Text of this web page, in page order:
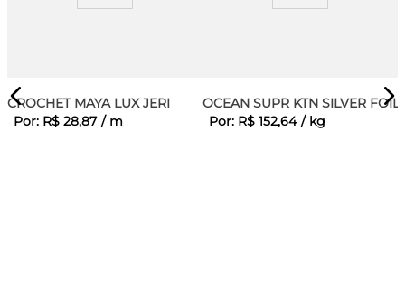
CROCHET MAYA LUX JERI
Por: R$ 28,87 / m
OCEAN SUPR KTN SILVER FOIL
Por: R$ 152,64 / kg